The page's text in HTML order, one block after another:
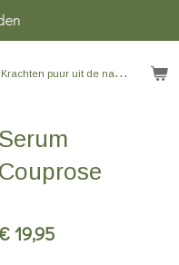
Krachten puur uit de natuur
Serum
Couprose
19,95